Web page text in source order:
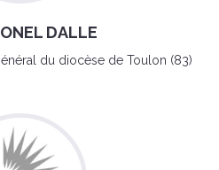
DALLE
du diocèse de Toulon (83)